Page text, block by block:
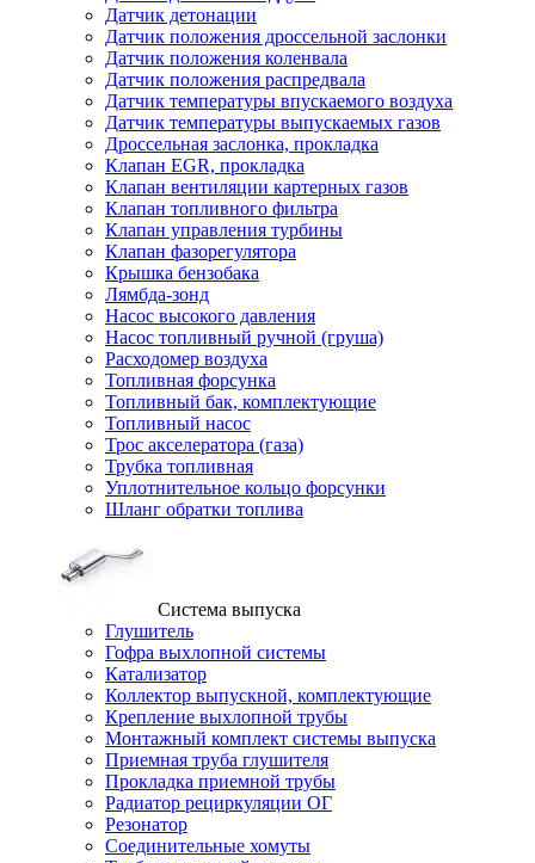
Датчик детонации
Датчик положения дроссельной заслонки
Датчик положения коленвала
Датчик положения распредвала
Датчик температуры впускаемого воздуха
Датчик температуры выпускаемых газов
Дроссельная заслонка, прокладка
Клапан EGR, прокладка
Клапан вентиляции картерных газов
Клапан топливного фильтра
Клапан управления турбины
Клапан фазорегулятора
Крышка бензобака
Лямбда-зонд
Насос высокого давления
Насос топливный ручной (груша)
Расходомер воздуха
Топливная форсунка
Топливный бак, комплектующие
Топливный насос
Трос акселератора (газа)
Трубка топливная
Уплотнительное кольцо форсунки
Шланг обратки топлива
Система выпуска
Глушитель
Гофра выхлопной системы
Катализатор
Коллектор выпускной, комплектующие
Крепление выхлопной трубы
Монтажный комплект системы выпуска
Приемная труба глушителя
Прокладка приемной трубы
Радиатор рециркуляции ОГ
Резонатор
Соединительные хомуты